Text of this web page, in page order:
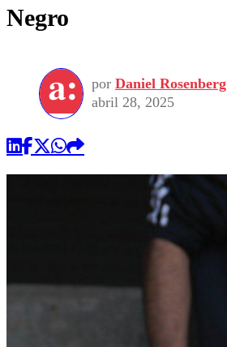
Negro
por Daniel Rosenberg
abril 28, 2025